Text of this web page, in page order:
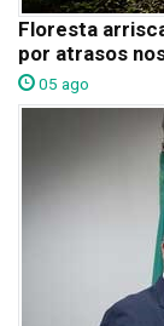
Floresta
por atrasos
05 ago